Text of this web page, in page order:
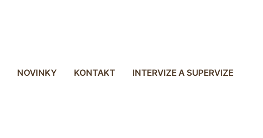
NOVINKY KONTAKT INTERVIZE A SUPERVIZE